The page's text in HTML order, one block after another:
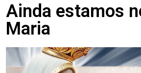
Ainda estamos
Maria